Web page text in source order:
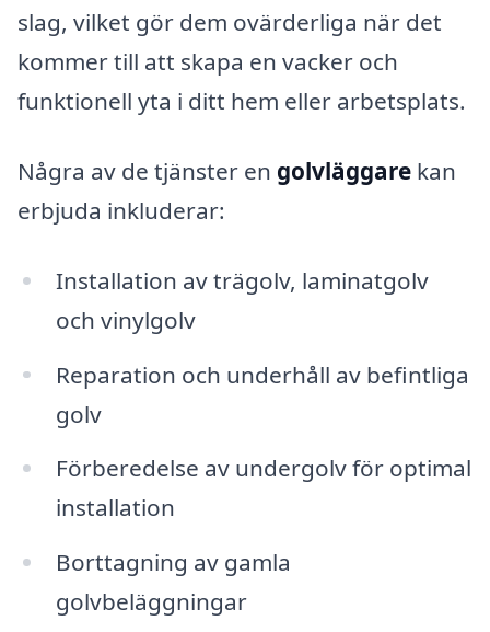
slag, vilket gör dem ovärderliga när det
kommer till att skapa en vacker och
funktionell yta i ditt hem eller arbetsplats.
Några av de tjänster en golvläggare kan
erbjuda inkluderar:
Installation av trägolv, laminatgolv
och vinylgolv
Reparation och underhåll av befintliga
golv
Förberedelse av undergolv för optimal
installation
Borttagning av gamla
golvbeläggningar